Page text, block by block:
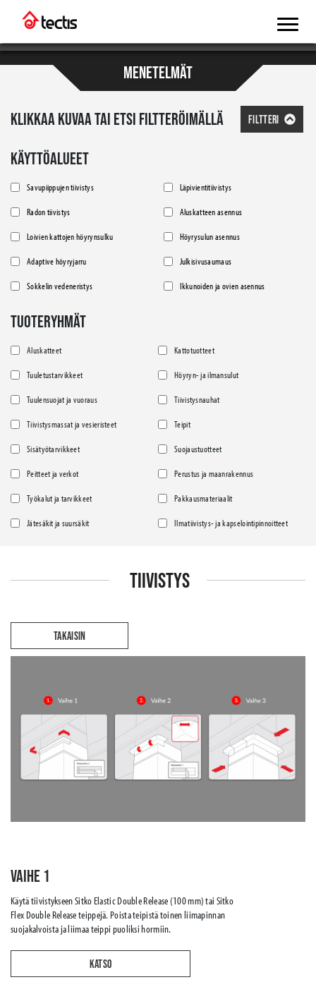
MENETELMÄT
KLIKKAA KUVAA TAI ETSI FILTTERÖIMÄLLÄ FILTTERI
KÄYTTÖALUEET
Savupiippujen tiivistys Läpivientitiivistys
Radon tiivistys Aluskatteen asennus
Loivien kattojen höyrynsulku Höyrysulun asennus
Adaptive höyryjarru Julkisivusaumaus
Sokkelin vedeneristys Ikkunoiden ja ovien asennus
TUOTERYHMÄT
Aluskatteet Kattotuotteet
Tuuletustarvikkeet Höyryn- ja ilmansulut
Tuulensuojat ja vuoraus Tiivistysnauhat
Tiivistysmassat ja vesieristeet Teipit
Sisätyötarvikkeet Suojaustuotteet
Peitteet ja verkot Perustus ja maanrakennus
Työkalut ja tarvikkeet Pakkausmateriaalit
Jätesäkit ja suursäkit Ilmatiivistys- ja kapselointipinnoitteet
TIIVISTYS
TAKAISIN
Vaihe 1
Käytä tiivistykseen Sitko Elastic Double Release (100 mm) tai Sitko
Flex Double Release teippejä. Poista teipistä toinen liimapinnan
suojakalvoista ja liimaa teippi puoliksi hormiin.
KATSO